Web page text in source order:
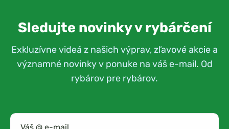
Sledujte novinky v rybárčení
Exkluzívne videá z našich výprav, zľavové akcie a
významné novinky v ponuke na váš e-mail. Od
rybárov pre rybárov.